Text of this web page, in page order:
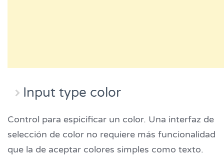
Input type color
Control para espicificar un color. Una interfaz de
selección de color no requiere más funcionalidad
que la de aceptar colores simples como texto.